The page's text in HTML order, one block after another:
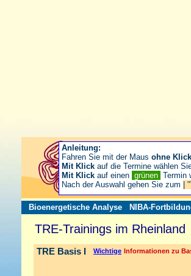
Bioenergetische Analyse NIBA-
TRE-Trainings im Rheinland
TRE Basis I Wichtige Informationen zu
Anleitung:
Fahren Sie mit der Maus ohne Klick
Mit Klick auf die Termine wählen
Mit Klick auf einen grünen Termin
Nach der Auswahl gehen Sie zum
|